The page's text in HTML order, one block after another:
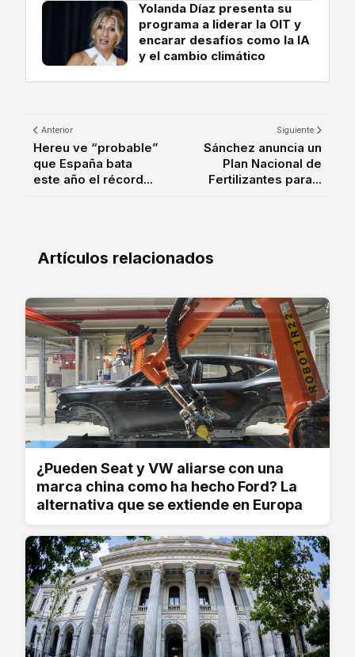
Yolanda Díaz presenta su
programa a liderar la OIT y
encarar desafíos como la IA
y el cambio climático
Anterior
Hereu ve “probable”
que España bata
este año el récord...
Siguiente
Sánchez anuncia un
Plan Nacional de
Fertilizantes para...
Artículos relacionados
¿Pueden Seat y VW aliarse con una
marca china como ha hecho Ford? La
alternativa que se extiende en Europa